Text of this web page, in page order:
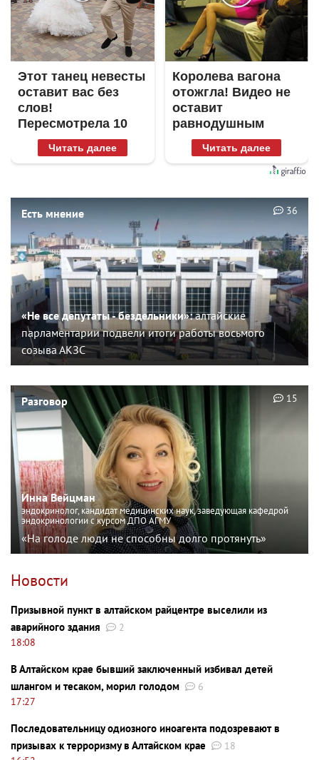
Этот танец невесты
оставит вас без
слов!
Пересмотрела 10
раз
Читать далее
Королева вагона
отожгла! Видео не
оставит
равнодушным
Читать далее
Есть мнение
«Не все депутаты - бездельники»:алтайские
парламентарии подвели итоги работы восьмого
созыва АКЗС
36
Разговор
Инна Вейцман
эндокринолог, кандидат медицинских наук, заведующая кафедрой
эндокринологии с курсом ДПО АГМУ
«На голоде люди не способны долго протянуть»
15
Новости
Призывной пункт в алтайском райцентре выселили из
аварийного здания
2
18:08
В Алтайском крае бывший заключенный избивал детей
шлангом и тесаком, морил голодом
6
17:27
Последовательницу одиозного иноагента подозревают в
призывах к терроризму в Алтайском крае
18